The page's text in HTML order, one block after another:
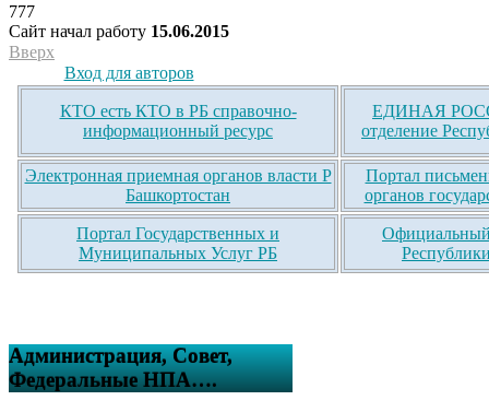
777
Сайт начал работу 15.06.2015
Вверх
Вход для авторов
КТО есть КТО в РБ справочно-
информационный ресурс
ЕДИНАЯ
отделение
Электронная приемная органов власти Р
Башкортостан
Портал
органов
Портал Государственных и
Муниципальных Услуг РБ
Официальный
Администрация, Совет,
Федеральные НПА….